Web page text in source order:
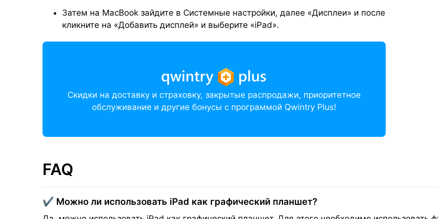
Затем на MacBook зайдите в Системные настройки, далее «Дисплеи» и после
кликните на «Добавить дисплей» и выберите «iPad».
Скидки на доставку и страховку, закрытые распродажи, приоритетное
обслуживание и другие бонусы с программой Qwintry Plus!
FAQ
✔️ Можно ли использовать iPad как графический планшет?